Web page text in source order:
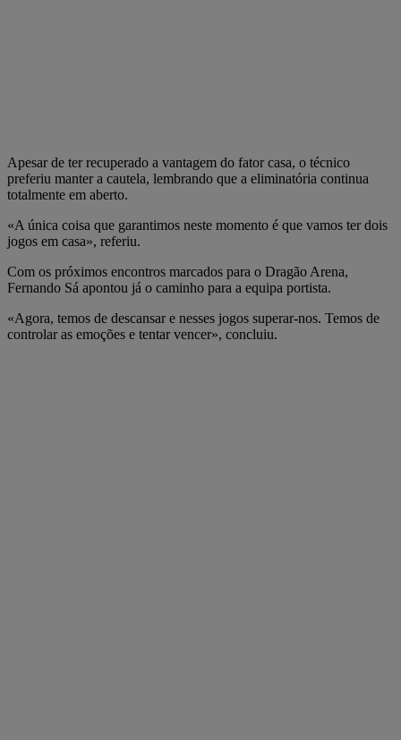
Apesar de ter recuperado a vantagem do fator casa, o técnico
preferiu manter a cautela, lembrando que a eliminatória continua
totalmente em aberto.
«A única coisa que garantimos neste momento é que vamos ter dois
jogos em casa», referiu.
Com os próximos encontros marcados para o Dragão Arena,
Fernando Sá apontou já o caminho para a equipa portista.
«Agora, temos de descansar e nesses jogos superar-nos. Temos de
controlar as emoções e tentar vencer», concluiu.